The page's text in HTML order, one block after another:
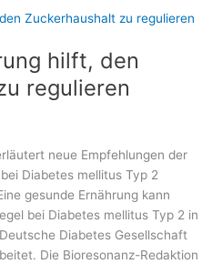
hilft, den
regulieren
neue Empfehlungen der
Diabetes mellitus Typ 2
gesunde Ernährung kann
bei Diabetes mellitus Typ 2 in
Diabetes Gesellschaft
Die Bioresonanz-Redaktion